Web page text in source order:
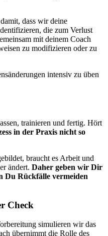
dass wir deine
die zum Verlust
mit deinem Coach
zu modifizieren oder zu
intensiv zu üben
trainieren und fertig. Hört
in der Praxis nicht so
braucht es Arbeit und
ändert. Daher geben wir Dir
Du Rückfälle vermeiden
Check
simulieren wir das
übernimmt die Rolle des